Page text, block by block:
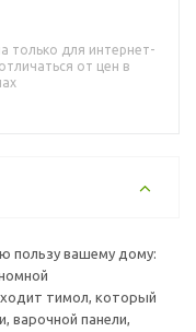
только для интернет-
от цен в
пользу вашему дому:
тимол, который
варочной панели,